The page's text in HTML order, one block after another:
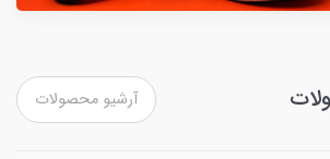
آرشیو محصولات